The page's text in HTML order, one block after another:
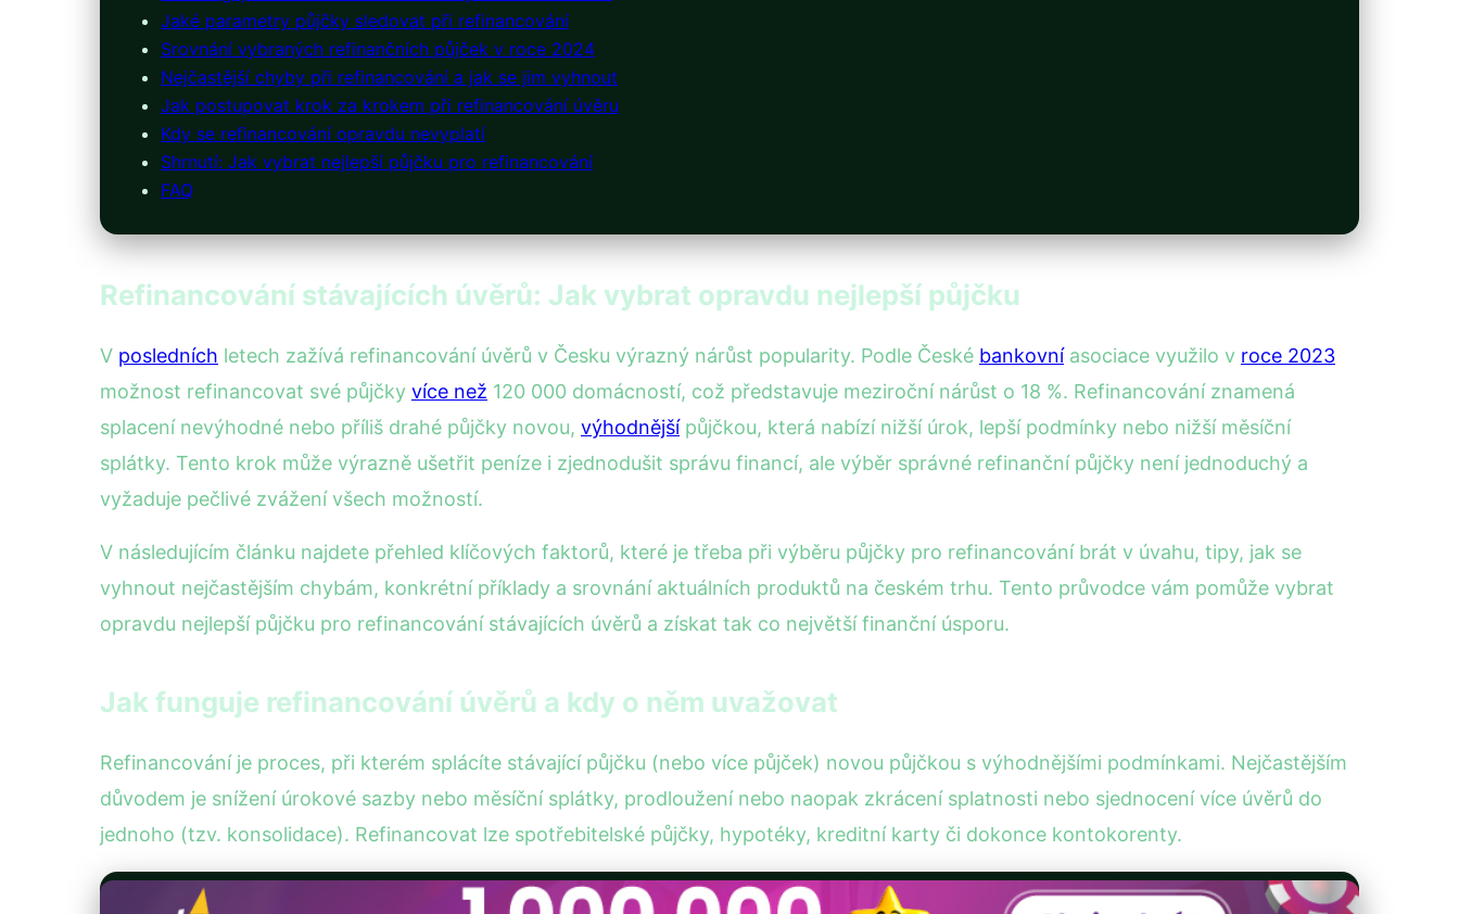
Jaké parametry půjčky sledovat při refinancování
Srovnání vybraných refinančních půjček v roce 2024
Nejčastější chyby při refinancování a jak se jim vyhnout
Jak postupovat krok za krokem při refinancování úvěru
Kdy se refinancování opravdu nevyplatí
Shrnutí: Jak vybrat nejlepší půjčku pro refinancování
FAQ
Refinancování stávajících úvěrů: Jak vybrat opravdu nejlepší půjčku
V posledních letech zažívá refinancování úvěrů v Česku výrazný nárůst popularity. Podle České bankovníasociace využilo v roce 2023
možnost refinancovat své půjčky více než 120 000 domácností, což představuje meziroční nárůst o 18 %. Refinancování znamená
splacení nevýhodné nebo příliš drahé půjčky novou, výhodnějšípůjčkou, která nabízí nižší úrok, lepší podmínky nebo nižší měsíční
splátky. Tento krok může výrazně ušetřit peníze i zjednodušit správu financí, ale výběr správné refinanční půjčky není jednoduchý a
vyžaduje pečlivé zvážení všech možností.
V následujícím článku najdete přehled klíčových faktorů, které je třeba při výběru půjčky pro refinancování brát v úvahu, tipy, jak se
vyhnout nejčastějším chybám, konkrétní příklady a srovnání aktuálních produktů na českém trhu. Tento průvodce vám pomůže vybrat
opravdu nejlepší půjčku pro refinancování stávajících úvěrů a získat tak co největší finanční úsporu.
Jak funguje refinancování úvěrů a kdy o něm uvažovat
Refinancování je proces, při kterém splácíte stávající půjčku (nebo více půjček) novou půjčkou s výhodnějšími podmínkami. Nejčastějším
důvodem je snížení úrokové sazby nebo měsíční splátky, prodloužení nebo naopak zkrácení splatnosti nebo sjednocení více úvěrů do
jednoho (tzv. konsolidace). Refinancovat lze spotřebitelské půjčky, hypotéky, kreditní karty či dokonce kontokorenty.